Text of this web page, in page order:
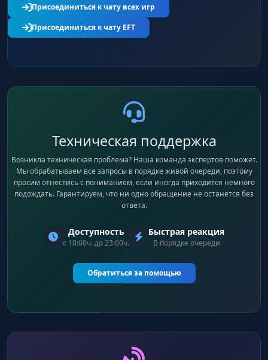
Присоединиться к чату всех игр
Присоединиться к чату EFT
Техническая поддержка
Возникла техническая проблема? Наша команда экспертов поможет.
Мы обрабатываем все запросы в порядке живой очереди, поэтому
просим отнестись с пониманием, если иногда приходится немного
подождать. Гарантируем, что ни одно обращение не останется без
ответа.
Доступность
с 10:00ч. до 23:00ч.
Быстрая реакция
В порядке очереди
Обратиться за помощью